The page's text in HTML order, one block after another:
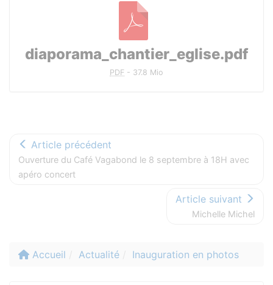
diaporama_chantier_eglise.pdf
PDF - 37.8 Mio
Article précédent
Ouverture du Café Vagabond le 8 septembre à 18H avec
apéro concert
Article suivant
Michelle Michel
Accueil Actualité Inauguration en photos